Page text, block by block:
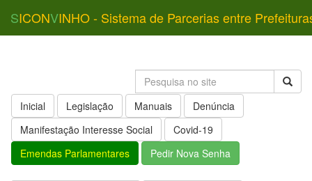
SICONVINHO - Sistema de Parcerias entre
Inicial Legislação Manuais
Denúncia
Manifestação Interesse Social
Covid-19
Emendas Parlamentares
Pedir Nova Senha